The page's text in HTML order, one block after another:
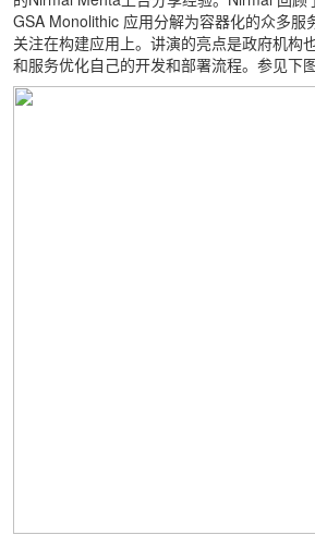
GSA Monolithic 应用分解为容器化的众多服
关注在构建应用上。讲演的亮点是政府机构
和服务优化自己的开发和部署流程。参见下图